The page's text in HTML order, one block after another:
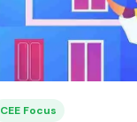
CEE Focus